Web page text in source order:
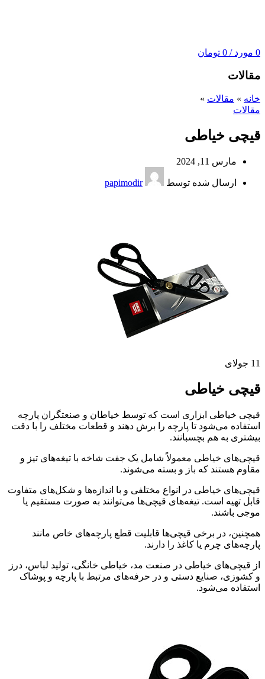
0 مورد /
0 تومان
مقالات
خانه » مقالات »
مقالات
قیچی خیاطی
مارس 11, 2024
ارسال شده توسط papimodir
11 جولای
قیچی خیاطی
قیچی خیاطی ابزاری است که توسط خیاطان و صنعتگران پارچه
استفاده می‌شود تا پارچه را برش دهند و قطعات مختلف را با دقت
بیشتری به هم بچسبانند.
قیچی‌های خیاطی معمولاً شامل یک جفت شاخه با تیغه‌های تیز و
مقاوم هستند که باز و بسته می‌شوند.
قیچی‌های خیاطی در انواع مختلفی و با اندازه‌ها و شکل‌های متفاوت
قابل تهیه است. تیغه‌های قیچی‌ها می‌توانند به صورت مستقیم یا
موجی باشند.
همچنین، در برخی قیچی‌ها قابلیت قطع پارچه‌های خاص مانند
پارچه‌های چرم یا کاغذ را دارند.
از قیچی‌های خیاطی در صنعت مد، خیاطی خانگی، تولید لباس، درز
و کشوزی، صنایع دستی و در حرفه‌های مرتبط با پارچه و پوشاک
استفاده می‌شود.